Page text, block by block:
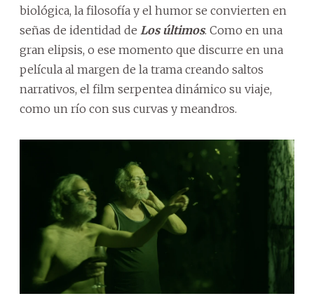
biológica, la filosofía y el humor se convierten en
señas de identidad de Los últimos. Como en una
gran elipsis, o ese momento que discurre en una
película al margen de la trama creando saltos
narrativos, el film serpentea dinámico su viaje,
como un río con sus curvas y meandros.